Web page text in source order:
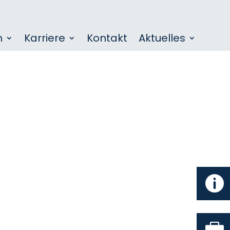
Karriere Kontakt Aktuelles
